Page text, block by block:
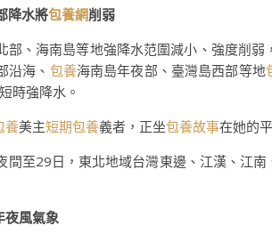
降水將包養網削弱
部、海南島等地強降水范圍減小、強度削
沿海、 包養海南島年夜部、臺灣島西部等地
時強降水。
養美主短期包養義者，正坐包養故事在她的
間至29日，東北地域台灣東邊、江漢、江
夜風氣象